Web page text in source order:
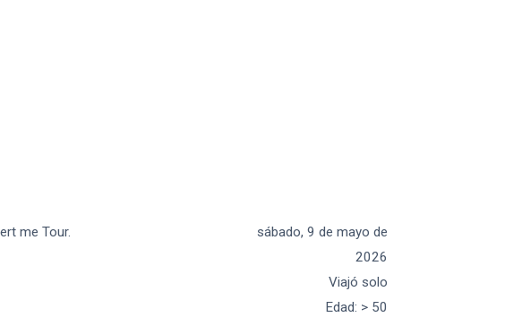
me Tour.
sábado, 9 de mayo de
2026
Viajó solo
Edad: > 50